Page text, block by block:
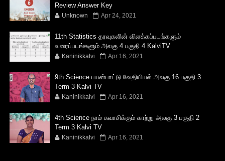
Review Answer Key
Unknown Apr 24, 2021
11th Statistics தரவுகளின் விளக்கப்படங்களும்
வரைப்படங்களும் அலகு 4 பகுதி 4 KalviTV
Kaninikkalvi Apr 16, 2021
9th Science பயன்பாட்டு வேதியியல் அலகு 16 பகுதி 3
Term 3 Kalvi TV
Kaninikkalvi Apr 16, 2021
4th Science நாம் சுவாசிக்கும் காற்று அலகு 3 பகுதி 2
Term 3 Kalvi TV
Kaninikkalvi Apr 16, 2021